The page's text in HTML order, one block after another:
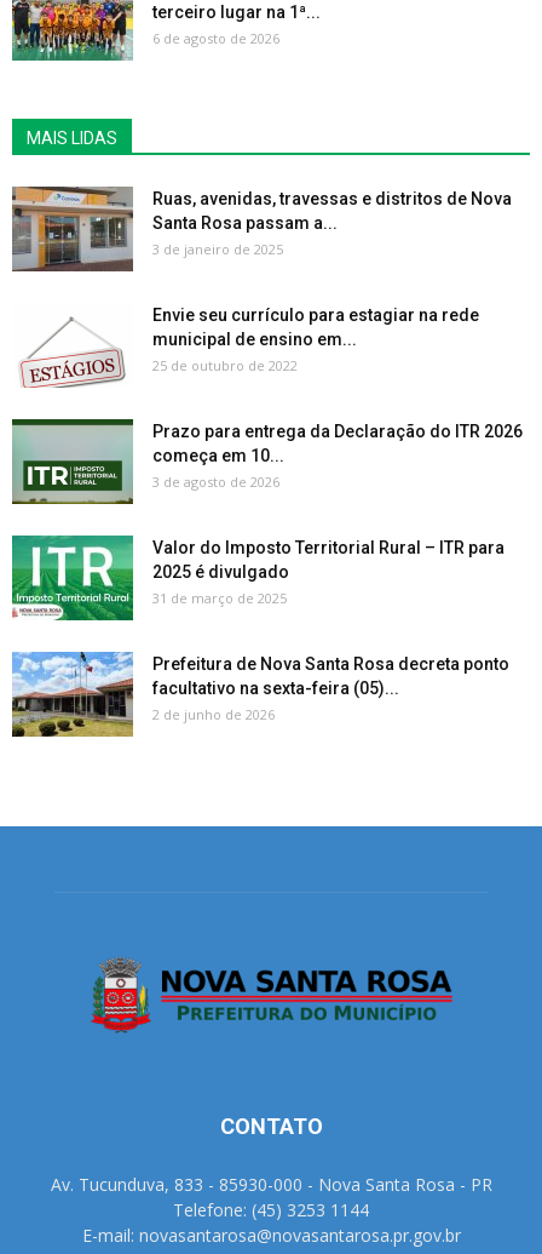
terceiro lugar na 1ª...
6 de agosto de 2026
MAIS LIDAS
Ruas, avenidas, travessas e distritos de Nova
Santa Rosa passam a...
3 de janeiro de 2025
Envie seu currículo para estagiar na rede
municipal de ensino em...
25 de outubro de 2022
Prazo para entrega da Declaração do ITR 2026
começa em 10...
3 de agosto de 2026
Valor do Imposto Territorial Rural – ITR para
2025 é divulgado
31 de março de 2025
Prefeitura de Nova Santa Rosa decreta ponto
facultativo na sexta-feira (05)...
2 de junho de 2026
CONTATO
Av. Tucunduva, 833 - 85930-000 - Nova Santa Rosa - PR
Telefone: (45) 3253 1144
E-mail: novasantarosa@novasantarosa.pr.gov.br